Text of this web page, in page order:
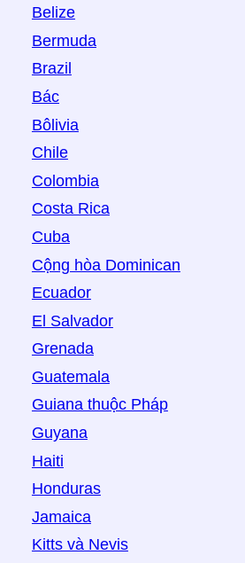
Belize
Bermuda
Brazil
Bác
Bôlivia
Chile
Colombia
Costa Rica
Cuba
Cộng hòa Dominican
Ecuador
El Salvador
Grenada
Guatemala
Guiana thuộc Pháp
Guyana
Haiti
Honduras
Jamaica
Kitts và Nevis